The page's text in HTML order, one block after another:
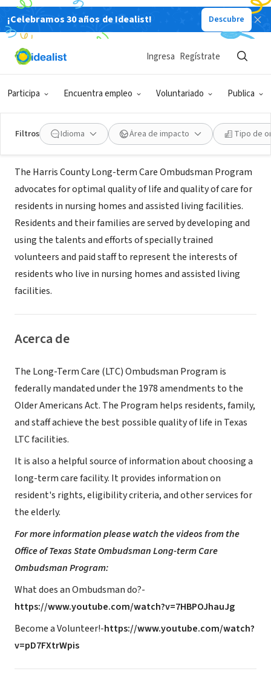
¡Celebramos 30 años de Idealist! Descubre
Participa Encuentra empleo Voluntariado Publica
Ingresa Regístrate
Filtros Idioma Área de impacto Tipo de
GOBIERNO
Harris County Long-Term Care
Ombudsman Program
Houston, TX nursing.uth.edu/coa/ombudsman/
Misión
The Harris County Long-term Care Ombudsman Program
advocates for optimal quality of life and quality of care for
residents in nursing homes and assisted living facilities.
Residents and their families are served by developing and
using the talents and efforts of specially trained
volunteers and paid staff to represent the interests of
residents who live in nursing homes and assisted living
facilities.
Acerca de
The Long-Term Care (LTC) Ombudsman Program is
federally mandated under the 1978 amendments to the
Older Americans Act. The Program helps residents, family,
and staff achieve the best possible quality of life in Texas
LTC facilities.
It is also a helpful source of information about choosing a
long-term care facility. It provides information on
resident's rights, eligibility criteria, and other services for
the elderly.
For more information please watch the videos from the
Office of Texas State Ombudsman Long-term Care
Ombudsman Program:
What does an Ombudsman do?-
https://www.youtube.com/watch?v=7HBPOJhauJg
Become a Volunteer!-https://www.youtube.com/watch?
v=pD7FXtrWpis